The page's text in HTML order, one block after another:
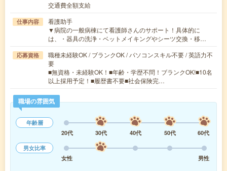
交通費全額支給
仕事内容
看護助手
▼病院の一般病棟にて看護師さんのサポート！具体的に
は、・器具の洗浄・ベットメイキングやシーツ交換・移…
応募資格
職種未経験OK / ブランクOK / パソコンスキル不要 / 英語力不
要
■無資格・未経験OK！■年齢・学歴不問！ブランクOK!■10名
以上採用予定！■履歴書不要■社会保険完…
職場の雰囲気
年齢層
20代
30代 40代 50代
60代
男女比率
女性
男性